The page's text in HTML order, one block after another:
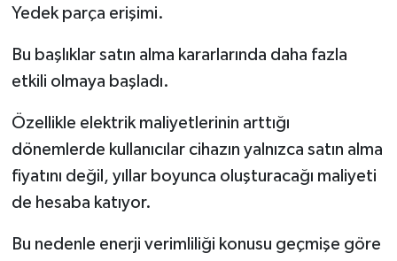
Yedek parça erişimi.
Bu başlıklar satın alma kararlarında daha fazla
etkili olmaya başladı.
Özellikle elektrik maliyetlerinin arttığı
dönemlerde kullanıcılar cihazın yalnızca satın alma
fiyatını değil, yıllar boyunca oluşturacağı maliyeti
de hesaba katıyor.
Bu nedenle enerji verimliliği konusu geçmişe göre